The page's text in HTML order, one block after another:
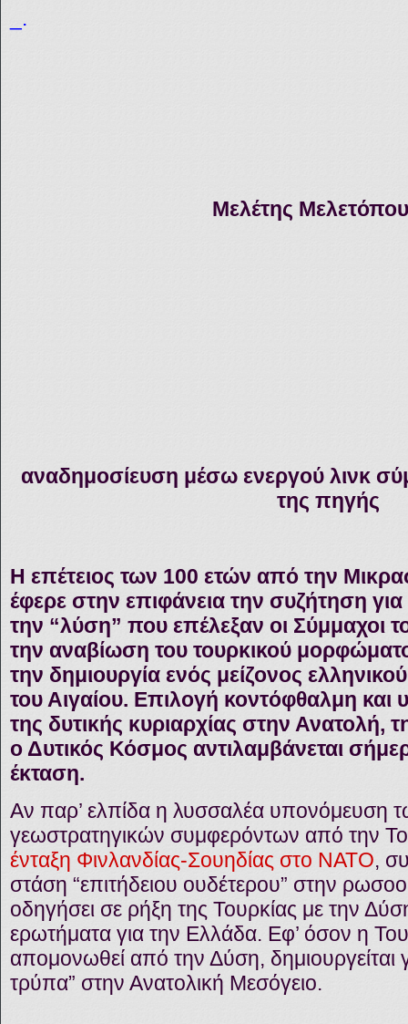
_.
Μελέτης
αναδημοσίευση μέσω ενεργού λινκ
της πηγής
Η επέτειος των 100 ετών από την
έφερε στην επιφάνεια την συζήτηση
την “λύση” που επέλεξαν οι Σύμμαχοι
την αναβίωση του τουρκικού
την δημιουργία ενός μείζονος
του Αιγαίου. Επιλογή κοντόφθαλμη και
της δυτικής κυριαρχίας στην Ανατολή,
ο Δυτικός Κόσμος αντιλαμβάνεται
έκταση.
Αν παρ’ ελπίδα η λυσσαλέα υπονόμευση
γεωστρατηγικών συμφερόντων από την
ένταξη Φινλανδίας-Σουηδίας στο ΝΑΤΟ,
στάση “επιτήδειου ουδέτερου” στην
οδηγήσει σε ρήξη της Τουρκίας με την
ερωτήματα για την Ελλάδα. Εφ’ όσον η
απομονωθεί από την Δύση, δημιουργείται
τρύπα” στην Ανατολική Μεσόγειο.